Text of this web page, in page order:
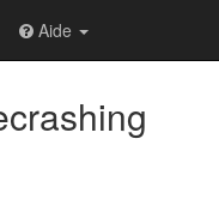
Aide